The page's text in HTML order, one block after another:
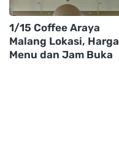
1/15 Coffee Araya
Malang Lokasi, Harga
Menu dan Jam Buka